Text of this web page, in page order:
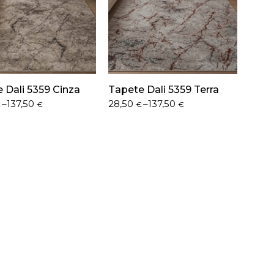
Dali 5359 Cinza
–137,50€
Tapete Dali 5359 Terra
28,50 €–137,50€
Price